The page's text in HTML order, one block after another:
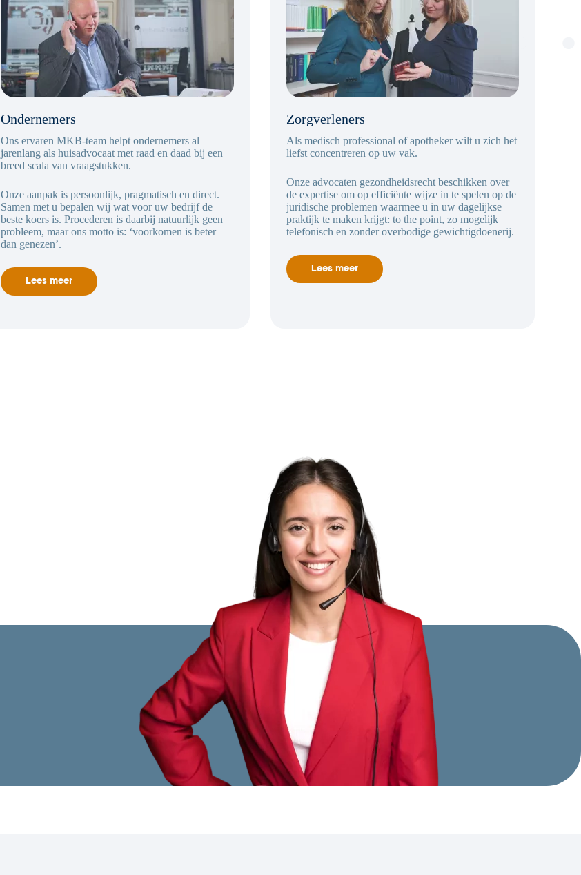
Ondernemers
Ons ervaren MKB-team helpt ondernemers al
jarenlang als huisadvocaat met raad en daad bij een
breed scala van vraagstukken.
Onze aanpak is persoonlijk, pragmatisch en direct.
Samen met u bepalen wij wat voor uw bedrijf de
beste koers is. Procederen is daarbij natuurlijk geen
probleem, maar ons motto is: ‘voorkomen is beter
dan genezen’.
Lees meer
Zorgverleners
Als medisch professional of apotheker wilt u zich het
liefst concentreren op uw vak.
Onze advocaten gezondheidsrecht beschikken over
de expertise om op efficiënte wijze in te spelen op de
juridische problemen waarmee u in uw dagelijkse
praktijk te maken krijgt: to the point, zo mogelijk
telefonisch en zonder overbodige gewichtigdoenerij.
Lees meer